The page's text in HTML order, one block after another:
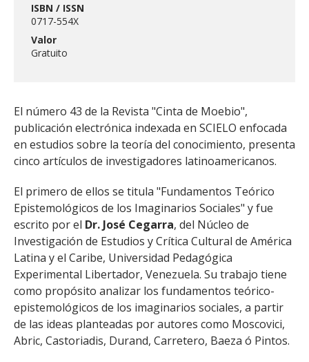
ISBN / ISSN
0717-554X
Valor
Gratuito
El número 43 de la Revista "Cinta de Moebio",
publicación electrónica indexada en SCIELO enfocada
en estudios sobre la teoría del conocimiento, presenta
cinco artículos de investigadores latinoamericanos.
El primero de ellos se titula "Fundamentos Teórico
Epistemológicos de los Imaginarios Sociales" y fue
escrito por el Dr. José Cegarra, del Núcleo de
Investigación de Estudios y Crítica Cultural de América
Latina y el Caribe, Universidad Pedagógica
Experimental Libertador, Venezuela. Su trabajo tiene
como propósito analizar los fundamentos teórico-
epistemológicos de los imaginarios sociales, a partir
de las ideas planteadas por autores como Moscovici,
Abric, Castoriadis, Durand, Carretero, Baeza ó Pintos.